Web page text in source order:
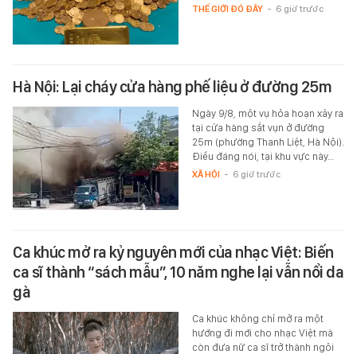
THẾ GIỚI ĐÓ ĐÂY - 6 giờ trước
Hà Nội: Lại cháy cửa hàng phế liệu ở đường 25m
Ngày 9/8, một vụ hỏa hoạn xảy ra
tại cửa hàng sắt vụn ở đường
25m (phường Thanh Liệt, Hà Nội).
Điều đáng nói, tại khu vực này…
XÃ HỘI - 6 giờ trước
Ca khúc mở ra kỷ nguyên mới của nhạc Việt: Biến
ca sĩ thành “sách mẫu”, 10 năm nghe lại vẫn nổi da
gà
Ca khúc không chỉ mở ra một
hướng đi mới cho nhạc Việt mà
còn đưa nữ ca sĩ trở thành ngôi